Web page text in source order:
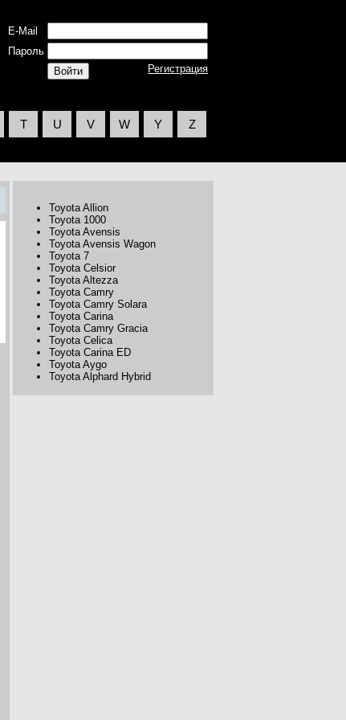
E-Mail
Пароль
Регистрация
T U V W Y Z
Toyota Allion
Toyota 1000
Toyota Avensis
Toyota Avensis Wagon
Toyota 7
Toyota Celsior
Toyota Altezza
Toyota Camry
Toyota Camry Solara
Toyota Carina
Toyota Camry Gracia
Toyota Celica
Toyota Carina ED
Toyota Aygo
Toyota Alphard Hybrid